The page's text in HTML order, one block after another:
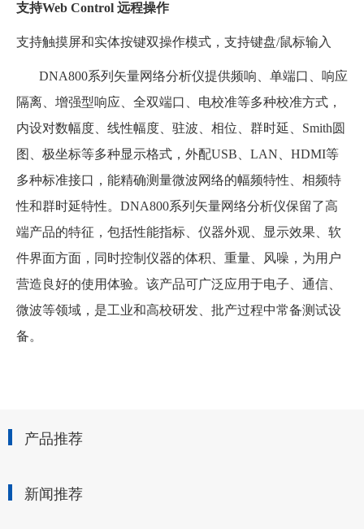
支持Web Control 远程操作
支持触摸屏和实体按键双操作模式，支持键盘/鼠标输入
DNA800系列矢量网络分析仪提供频响、单端口、响应
隔离、增强型响应、全双端口、电校准等多种校准方式，
内设对数幅度、线性幅度、驻波、相位、群时延、Smith圆
图、极坐标等多种显示格式，外配USB、LAN、HDMI等
多种标准接口，能精确测量微波网络的幅频特性、相频特
性和群时延特性。DNA800系列矢量网络分析仪保留了高
端产品的特征，包括性能指标、仪器外观、显示效果、软
件界面方面，同时控制仪器的体积、重量、风噪，为用户
营造良好的使用体验。该产品可广泛应用于电子、通信、
微波等领域，是工业和高校研发、批产过程中常备测试设
备。
产品推荐
新闻推荐